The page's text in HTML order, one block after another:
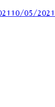
10/05/2021